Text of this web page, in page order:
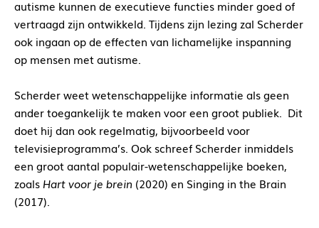
autisme kunnen de executieve functies minder goed of
vertraagd zijn ontwikkeld. Tijdens zijn lezing zal Scherder
ook ingaan op de effecten van lichamelijke inspanning
op mensen met autisme.
Scherder weet wetenschappelijke informatie als geen
ander toegankelijk te maken voor een groot publiek. Dit
doet hij dan ook regelmatig, bijvoorbeeld voor
televisieprogramma’s. Ook schreef Scherder inmiddels
een groot aantal populair-wetenschappelijke boeken,
zoals Hart voor je brein (2020) en Singing in the Brain
(2017).